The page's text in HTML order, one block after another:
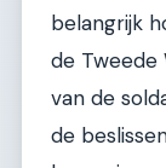
belangrijk
de
van de
de